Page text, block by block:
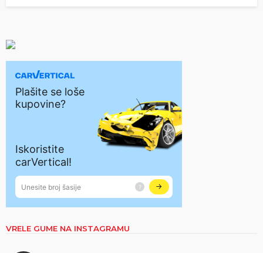
VRELE GUME NA INSTAGRAMU